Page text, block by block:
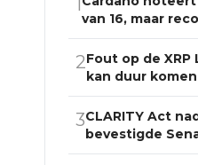
1
van 16, maar
2Fout op de
kan duur
3CLARITY Act
bevestigde